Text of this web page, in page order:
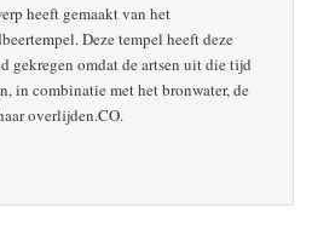
heeft gemaakt van het
Deze tempel heeft deze
gekregen omdat de artsen uit die tijd
in combinatie met het bronwater, de
overlijden.CO.